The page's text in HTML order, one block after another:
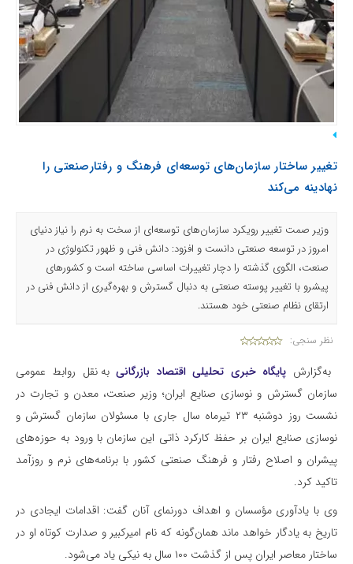
تغییر ساختار سازمان‌های توسعه‌ای فرهنگ و رفتارصنعتی را
نهادینه می‌کند
وزیر صمت تغییر رویکرد سازمان‌های توسعه‌ای از سخت به نرم را نیاز دنیای
امروز در توسعه صنعتی دانست و افزود: دانش فنی و ظهور تکنولوژی در
صنعت، الگوی گذشته را دچار تغییرات اساسی ساخته است و کشورهای
پیشرو با تغییر پوسته صنعتی به دنبال گسترش و بهره‌گیری از دانش فنی در
ارتقای نظام صنعتی خود هستند.
نظر سنجی:
به‌گزارش پایگاه خبری تحلیلی اقتصاد بازرگانیبه نقل روابط عمومی
سازمان گسترش و نوسازی صنایع ایران؛ وزیر صنعت، معدن و تجارت در
نشست روز دوشنبه ۲۳ تیرماه سال جاری با مسئولان سازمان گسترش و
نوسازی صنایع ایران بر حفظ کارکرد ذاتی این سازمان با ورود به حوزه‌های
پیشران و اصلاح رفتار و فرهنگ صنعتی کشور با برنامه‌های نرم و روزآمد
تاکید کرد.
وی با یادآوری مؤسسان و اهداف دورنمای آنان گفت: اقدامات ایجادی در
تاریخ به یادگار خواهد ماند همان‌گونه که نام امیرکبیر و صدارت کوتاه او در
ساختار معاصر ایران پس از گذشت ۱۰۰ سال به نیکی یاد می‌شود.